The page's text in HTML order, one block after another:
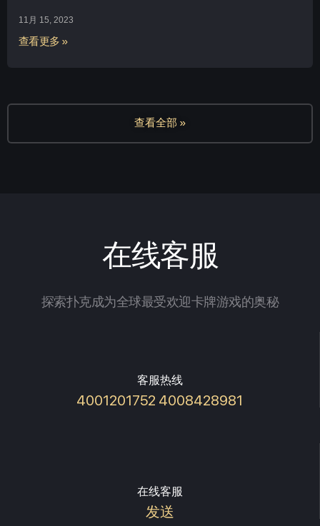
11月 15, 2023
查看更多 »
查看全部 »
在线客服
探索扑克成为全球最受欢迎卡牌游戏的奥秘
客服热线
4001201752 4008428981
在线客服
发送